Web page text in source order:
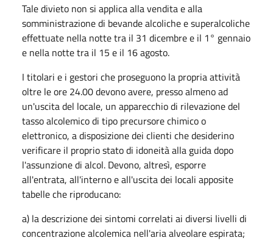
Tale divieto non si applica alla vendita e alla
somministrazione di bevande alcoliche e superalcoliche
effettuate nella notte tra il 31 dicembre e il 1° gennaio
e nella notte tra il 15 e il 16 agosto.
I titolari e i gestori che proseguono la propria attività
oltre le ore 24.00 devono avere, presso almeno ad
un'uscita del locale, un apparecchio di rilevazione del
tasso alcolemico di tipo precursore chimico o
elettronico, a disposizione dei clienti che desiderino
verificare il proprio stato di idoneità alla guida dopo
l'assunzione di alcol. Devono, altresì, esporre
all'entrata, all'interno e all'uscita dei locali apposite
tabelle che riproducano:
a) la descrizione dei sintomi correlati ai diversi livelli di
concentrazione alcolemica nell'aria alveolare espirata;